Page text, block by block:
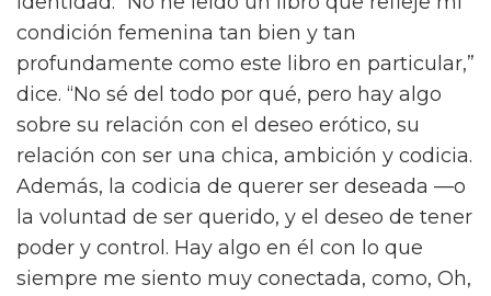
condición femenina tan bien y tan
profundamente como este libro en particular,”
dice. “No sé del todo por qué, pero hay algo
sobre su relación con el deseo erótico, su
relación con ser una chica, ambición y codicia.
Además, la codicia de querer ser deseada —o
la voluntad de ser querido, y el deseo de tener
poder y control. Hay algo en él con lo que
siempre me siento muy conectada, como, Oh,